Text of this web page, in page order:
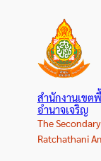
สำนักงานเขต
อำนาจเจริญ
The
Ratchathani